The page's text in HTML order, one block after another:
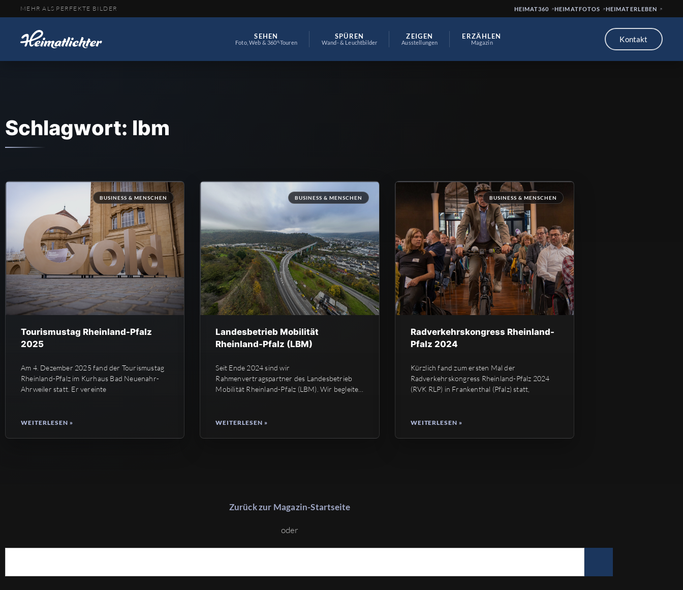
MEHR ALS PERFEKTE BILDER HEIMAT360 HEIMATFOTOS HEIMATERLEBEN
SEHEN
Foto, Web & 360°-Touren
SPÜREN
Wand- & Leuchtbilder
ZEIGEN
Ausstellungen
ERZÄHLEN
Magazin Kontakt
Schlagwort: lbm
BUSINESS & MENSCHEN
Tourismustag Rheinland-Pfalz
2025
Am 4. Dezember 2025 fand der Tourismustag
Rheinland-Pfalz im Kurhaus Bad Neuenahr-
Ahrweiler statt. Er vereinte
WEITERLESEN »
BUSINESS & MENSCHEN
Landesbetrieb Mobilität
Rheinland-Pfalz (LBM)
Seit Ende 2024 sind wir
Rahmenvertragspartner des Landesbetrieb
Mobilität Rheinland-Pfalz (LBM). Wir begleiten
WEITERLESEN »
BUSINESS & MENSCHEN
Radverkehrskongress Rheinland-
Pfalz 2024
Kürzlich fand zum ersten Mal der
Radverkehrskongress Rheinland-Pfalz 2024
(RVK RLP) in Frankenthal (Pfalz) statt,
WEITERLESEN »
Zurück zur Magazin-Startseite
oder